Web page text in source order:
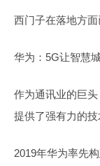
西门子在落地方
华为：5G让智慧
作为通讯业的巨
提供了强有力的技
2019年华为率先